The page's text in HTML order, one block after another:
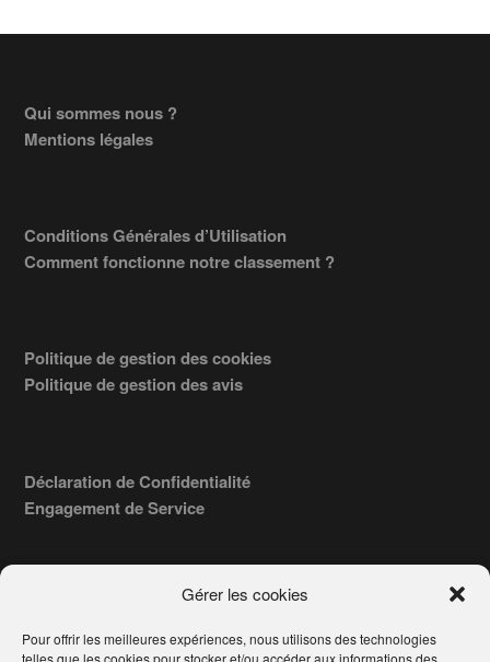
Gérer les cookies
Pour offrir les meilleures expériences, nous utilisons des technologies
telles que les cookies pour stocker et/ou accéder aux informations des
Footer
Qui sommes nous ?
Mentions légales
Conditions Générales d’Utilisation
Comment fonctionne notre classement ?
Politique de gestion des cookies
Politique de gestion des avis
Déclaration de Confidentialité
Engagement de Service
COPYRIGHT © 2026 · TROUVERVOTREAVOCAT.COM, ÉDITÉ PAR